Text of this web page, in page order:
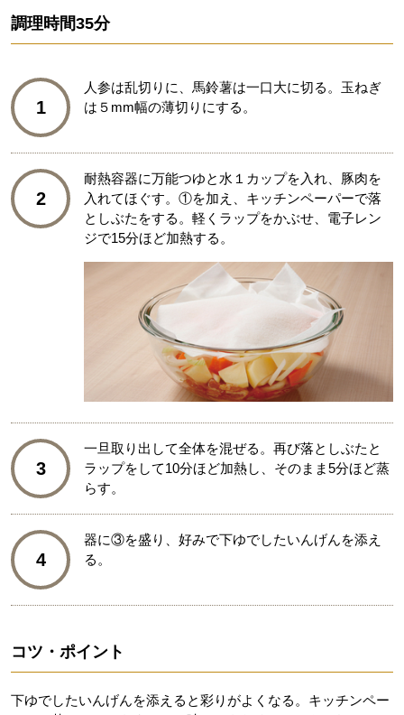
調理時間35分
1
人参は乱切りに、馬鈴薯は一口大に切る。玉ねぎ
は５mm幅の薄切りにする。
2
耐熱容器に万能つゆと水１カップを入れ、豚肉を
入れてほぐす。①を加え、キッチンペーパーで落
としぶたをする。軽くラップをかぶせ、電子レン
ジで15分ほど加熱する。
3
一旦取り出して全体を混ぜる。再び落としぶたと
ラップをして10分ほど加熱し、そのまま5分ほど蒸
らす。
4
器に③を盛り、好みで下ゆでしたいんげんを添え
る。
コツ・ポイント
下ゆでしたいんげんを添えると彩りがよくなる。キッチンペー